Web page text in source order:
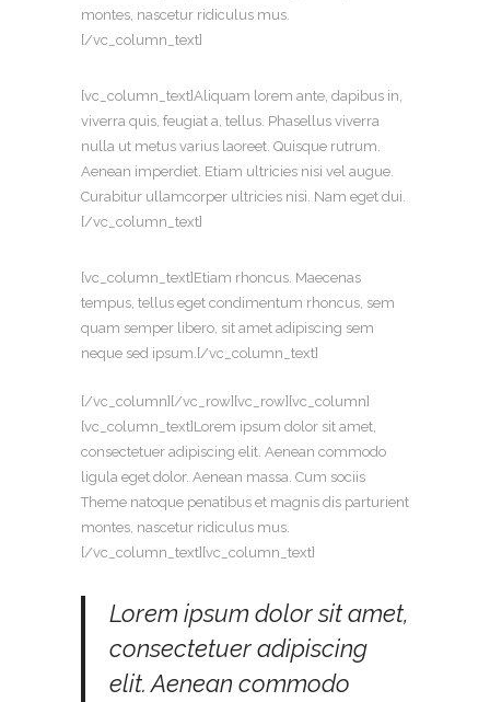
montes, nascetur ridiculus mus.
[/vc_column_text]
[vc_column_text]Aliquam lorem ante, dapibus in,
viverra quis, feugiat a, tellus. Phasellus viverra
nulla ut metus varius laoreet. Quisque rutrum.
Aenean imperdiet. Etiam ultricies nisi vel augue.
Curabitur ullamcorper ultricies nisi. Nam eget dui.
[/vc_column_text]
[vc_column_text]Etiam rhoncus. Maecenas
tempus, tellus eget condimentum rhoncus, sem
quam semper libero, sit amet adipiscing sem
neque sed ipsum.[/vc_column_text]
[/vc_column][/vc_row][vc_row][vc_column]
[vc_column_text]Lorem ipsum dolor sit amet,
consectetuer adipiscing elit. Aenean commodo
ligula eget dolor. Aenean massa. Cum sociis
Theme natoque penatibus et magnis dis parturient
montes, nascetur ridiculus mus.
[/vc_column_text][vc_column_text]
Lorem ipsum dolor sit amet,
consectetuer adipiscing
elit. Aenean commodo